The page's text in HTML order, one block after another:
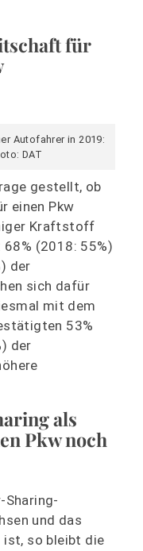
für
Autofahrer in 2019:
DAT
gestellt, ob
einen Pkw
Kraftstoff
(2018: 55%)
der
sich dafür
mit dem
53%
der
als
Pkw noch
Sharing-
und das
ist, so bleibt die